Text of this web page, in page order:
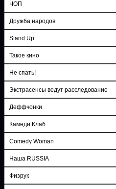
ЧОП
Дружба народов
Stand Up
Такое кино
Не спать!
Экстрасенсы ведут расследование
Деффчонки
Камеди Клаб
Comedy Woman
Наша RUSSIA
Физрук